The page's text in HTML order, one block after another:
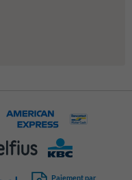
Paiement par